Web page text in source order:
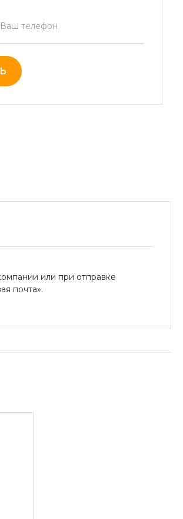
или при отправке
почта».
Аваль»